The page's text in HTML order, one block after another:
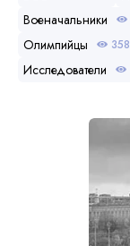
Военачальники
Олимпийцы
Исследователи